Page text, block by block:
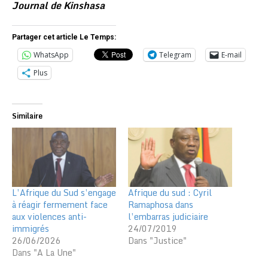
Journal de Kinshasa
Partager cet article Le Temps:
WhatsApp Telegram
E-mail
Plus
Similaire
L’Afrique du Sud s’engage
à réagir fermement face
aux violences anti-
immigrés
26/06/2026
Dans "A La Une"
Afrique du sud : Cyril
Ramaphosa dans
l’embarras judiciaire
24/07/2019
Dans "Justice"